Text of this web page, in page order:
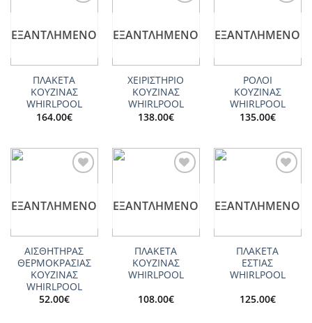
ΕΞΑΝΤΛΗΜΈΝΟ
ΠΛΑΚΕΤΑ
ΚΟΥΖΙΝΑΣ
WHIRLPOOL
164.00€
ΕΞΑΝΤΛΗΜΈΝΟ
ΧΕΙΡΙΣΤΗΡΙΟ
ΚΟΥΖΙΝΑΣ
WHIRLPOOL
138.00€
ΕΞΑΝΤΛΗΜΈΝΟ
ΡΟΛΟΙ
ΚΟΥΖΙΝΑΣ
WHIRLPOOL
135.00€
ΕΞΑΝΤΛΗΜΈΝΟ
ΑΙΣΘΗΤΗΡΑΣ
ΘΕΡΜΟΚΡΑΣΙΑΣ
ΚΟΥΖΙΝΑΣ
WHIRLPOOL
52.00€
ΕΞΑΝΤΛΗΜΈΝΟ
ΠΛΑΚΕΤΑ
ΚΟΥΖΙΝΑΣ
WHIRLPOOL
108.00€
ΕΞΑΝΤΛΗΜΈΝΟ
ΠΛΑΚΕΤΑ
ΕΣΤΙΑΣ
WHIRLPOOL
125.00€